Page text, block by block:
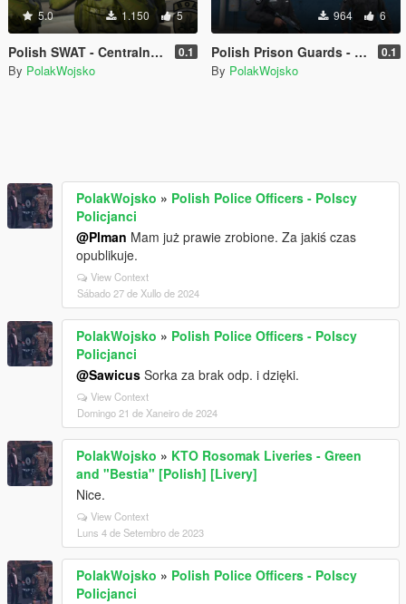
5.0 1.150 5
Polish SWAT - Centralny Pododdział Kontrterrorystyczny Policji BOA 0.1
By PolakWojsko
964 6
Polish Prison Guards - Polska Służba Więzienna 0.1
By PolakWojsko
PolakWojsko » Polish Police Officers - Polscy
Policjanci
@Plman Mam już prawie zrobione. Za jakiś czas
opublikuje.
View Context
Sábado 27 de Xullo de 2024
PolakWojsko » Polish Police Officers - Polscy
Policjanci
@Sawicus Sorka za brak odp. i dzięki.
View Context
Domingo 21 de Xaneiro de 2024
PolakWojsko » KTO Rosomak Liveries - Green
and "Bestia" [Polish] [Livery]
Nice.
View Context
Luns 4 de Setembro de 2023
PolakWojsko » Polish Police Officers - Polscy
Policjanci